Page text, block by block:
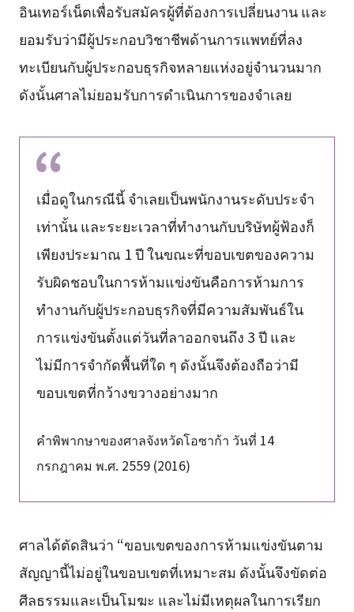
อินเทอร์เน็ตเพื่อรับสมัครผู้ที่ต้องการเปลี่ยนงาน และ
ยอมรับว่ามีผู้ประกอบวิชาชีพด้านการแพทย์ที่ลง
ทะเบียนกับผู้ประกอบธุรกิจหลายแห่งอยู่จำนวนมาก
ดังนั้นศาลไม่ยอมรับการดำเนินการของจำเลย
เมื่อดูในกรณีนี้ จำเลยเป็นพนักงานระดับประจำ
เท่านั้น และระยะเวลาที่ทำงานกับบริษัทผู้ฟ้องก็
เพียงประมาณ 1 ปี ในขณะที่ขอบเขตของความ
รับผิดชอบในการห้ามแข่งขันคือการห้ามการ
ทำงานกับผู้ประกอบธุรกิจที่มีความสัมพันธ์ใน
การแข่งขันตั้งแต่วันที่ลาออกจนถึง 3 ปี และ
ไม่มีการจำกัดพื้นที่ใด ๆ ดังนั้นจึงต้องถือว่ามี
ขอบเขตที่กว้างขวางอย่างมาก
คำพิพากษาของศาลจังหวัดโอซาก้า วันที่ 14
กรกฎาคม พ.ศ. 2559 (2016)
ศาลได้ตัดสินว่า “ขอบเขตของการห้ามแข่งขันตาม
สัญญานี้ไม่อยู่ในขอบเขตที่เหมาะสม ดังนั้นจึงขัดต่อ
ศีลธรรมและเป็นโมฆะ และไม่มีเหตุผลในการเรียก